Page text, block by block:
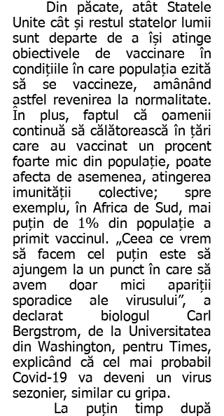
Unite cât și restul statelor lumii
sunt departe de a își atinge
obiectivele de vaccinare în
condițiile în care populația ezită
să se vaccineze, amânând
astfel revenirea la normalitate.
În plus, faptul că oamenii
continuă să călătorească în țări
care au vaccinat un procent
foarte mic din populație, poate
afecta de asemenea, atingerea
imunității colective; spre
exemplu, în Africa de Sud, mai
puțin de 1% din populație a
primit vaccinul. „Ceea ce vrem
să facem cel puțin este să
ajungem la un punct în care să
avem doar mici apariții
sporadice ale virusului”, a
declarat biologul Carl
Bergstrom, de la Universitatea
din Washington, pentru Times,
explicând că cel mai probabil
Covid-19 va deveni un virus
sezonier, similar cu gripa.